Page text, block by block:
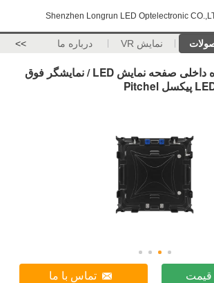
Shenzhen Longrun LED Optelectronic
نمایش VR درباره ما >>
طراحی سکوت اجاره داخلی صفحه نمایش LED / نمایشگر فوق
قیمت تماس با ما